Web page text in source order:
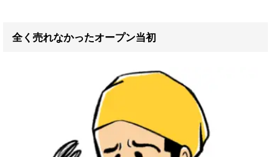
全く売れなかったオープン当初